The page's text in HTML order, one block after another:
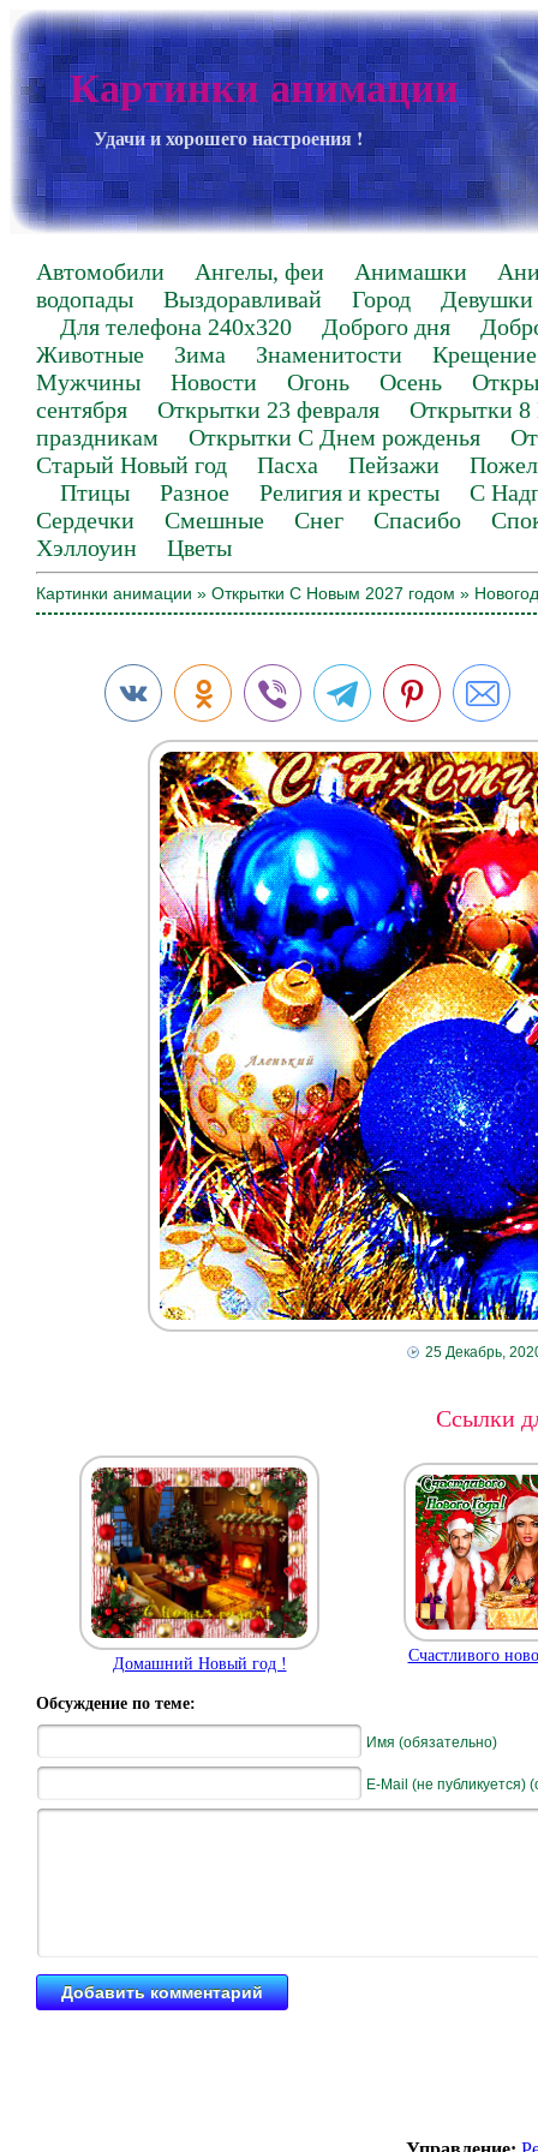
Картинки анимации
Удачи и хорошего настроения !
Автомобили Ангелы, феи Анимашки
водопады
Выздоравливай Город
Девушки
Для телефона 240х320
Доброго дня
Животные
Зима Знаменитости
Крещение
Мужчины
Новости Огонь Осень
сентября
Открытки 23 февраля
Открытки 8
праздникам
Открытки С Днем рожденья
Старый Новый год
Пасха Пейзажи
Птицы
Разное Религия и кресты
С
Сердечки
Смешные Снег Спасибо
Хэллоуин
Цветы
Картинки анимации » Открытки С Новым 2027 годом »
25 Декабрь,
Ссылки
Домашний Новый год ! Счастливого
Обсуждение по теме:
Имя (обязательно)
E-Mail (не публикуется)